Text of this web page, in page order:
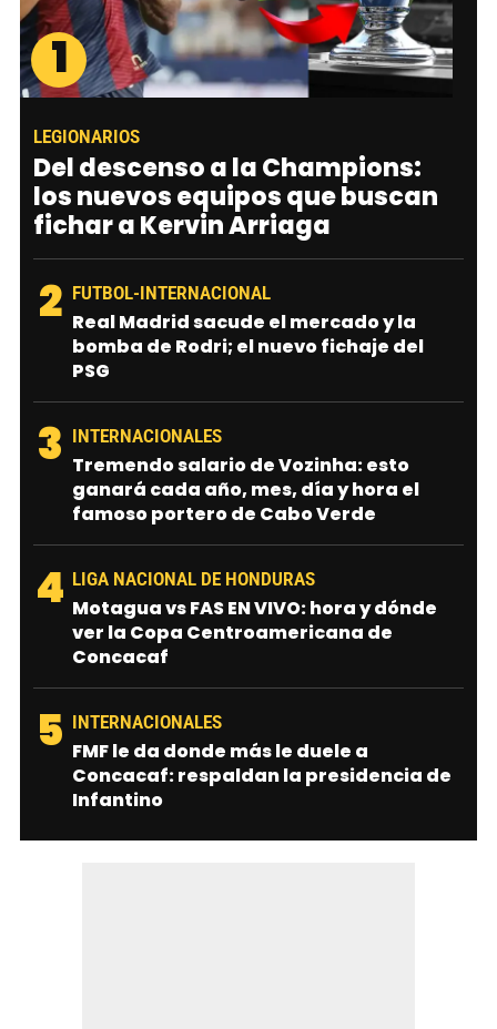
1
LEGIONARIOS
Del descenso a la Champions:
los nuevos equipos que buscan
fichar a Kervin Arriaga
2 FUTBOL-INTERNACIONAL
Real Madrid sacude el mercado y la
bomba de Rodri; el nuevo fichaje del
PSG
3 INTERNACIONALES
Tremendo salario de Vozinha: esto
ganará cada año, mes, día y hora el
famoso portero de Cabo Verde
4 LIGA NACIONAL DE HONDURAS
Motagua vs FAS EN VIVO: hora y dónde
ver la Copa Centroamericana de
Concacaf
5 INTERNACIONALES
FMF le da donde más le duele a
Concacaf: respaldan la presidencia de
Infantino